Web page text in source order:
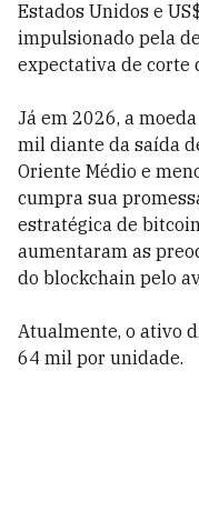
Estados Unidos e
impulsionado pela
expectativa de corte
Já em 2026, a
mil diante da saída
Oriente Médio e
cumpra sua
estratégica de
aumentaram as
do blockchain pelo
Atualmente, o ativo
64 mil por unidade.